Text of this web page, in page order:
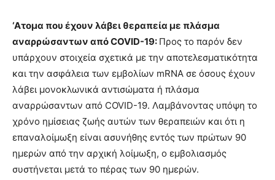
‘Ατομα που έχουν λάβει θεραπεία με πλάσμα
αναρρώσαντων από COVID-19: Προς το παρόν δεν
υπάρχουν στοιχεία σχετικά με την αποτελεσματικότητα
και την ασφάλεια των εμβολίων mRNA σε όσους έχουν
λάβει μονοκλωνικά αντισώματα ή πλάσμα
αναρρώσαντων από COVID-19. Λαμβάνοντας υπόψη το
χρόνο ημίσειας ζωής αυτών των θεραπειών και ότι η
επαναλοίμωξη είναι ασυνήθης εντός των πρώτων 90
ημερών από την αρχική λοίμωξη, ο εμβολιασμός
συστήνεται μετά το πέρας των 90 ημερών.